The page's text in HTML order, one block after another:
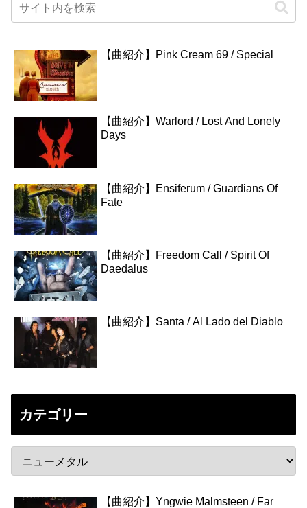
【曲紹介】Pink Cream 69 / Special
【曲紹介】Warlord / Lost And Lonely
Days
【曲紹介】Ensiferum / Guardians Of
Fate
【曲紹介】Freedom Call / Spirit Of
Daedalus
【曲紹介】Santa / Al Lado del Diablo
カテゴリー
【曲紹介】Yngwie Malmsteen / Far